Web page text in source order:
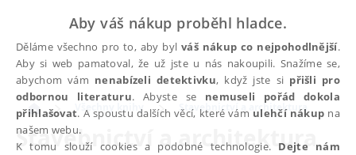
Všechny knihy Stavebnictví a architektura
Stavebnictví a architektura
Aby váš nákup proběhl hladce.
Děláme všechno pro to, aby bylváš nákup co nejpohodlnější.
Aby si web pamatoval, že už jste u nás nakoupili. Snažíme se,
abychom vám nenabízeli detektivku, když jste si přišli pro
odbornou literaturu. Abyste se nemuseli pořád dokola
přihlašovat. A spoustu dalších věcí, které vám ulehčí nákup na
našem webu.
K tomu slouží cookies a podobné technologie. Dejte nám